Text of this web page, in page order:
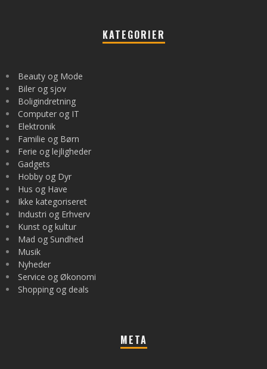
KATEGORIER
Beauty og Mode
Biler og sjov
Boligindretning
Computer og IT
Elektronik
Familie og Børn
Ferie og lejligheder
Gadgets
Hobby og Dyr
Hus og Have
Ikke kategoriseret
Industri og Erhverv
Kunst og kultur
Mad og Sundhed
Musik
Nyheder
Service og Økonomi
Shopping og deals
META